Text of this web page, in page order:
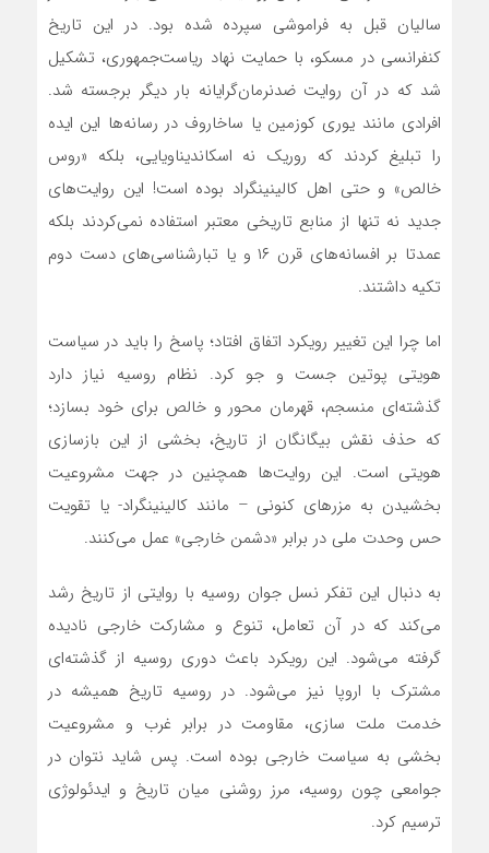
سالیان قبل به فراموشی سپرده شده بود. در این تاریخ
کنفرانسی در مسکو، با حمایت نهاد ریاست‌جمهوری، تشکیل
شد که در آن روایت ضدنرمان‌گرایانه بار دیگر برجسته شد.
افرادی مانند یوری کوزمین یا ساخاروف در رسانه‌ها این ایده
را تبلیغ کردند که روریک نه اسکاندیناویایی، بلکه «روس
خالص» و حتی اهل کالینینگراد بوده است! این روایت‌های
جدید نه تنها از منابع تاریخی معتبر استفاده نمی‌کردند بلکه
عمدتا بر افسانه‌های قرن ۱۶ و یا تبارشناسی‌های دست دوم
تکیه داشتند.
اما چرا این تغییر رویکرد اتفاق افتاد؛ پاسخ را باید در سیاست
هویتی پوتین جست و جو کرد. نظام روسیه نیاز دارد
گذشته‌ای منسجم، قهرمان محور و خالص برای خود بسازد؛
که حذف نقش بیگانگان از تاریخ، بخشی از این بازسازی
هویتی است. این روایت‌ها همچنین در جهت مشروعیت
بخشیدن به مزرهای کنونی – مانند کالینینگراد- یا تقویت
حس وحدت ملی در برابر «دشمن خارجی» عمل می‌کنند.
به دنبال این تفکر نسل جوان روسیه با روایتی از تاریخ رشد
می‌کند که در آن تعامل، تنوع و مشارکت خارجی نادیده
گرفته می‌شود. این رویکرد باعث دوری روسیه از گذشته‌ای
مشترک با اروپا نیز می‌شود. در روسیه تاریخ همیشه در
خدمت ملت سازی، مقاومت در برابر غرب و مشروعیت
بخشی به سیاست خارجی بوده است. پس شاید نتوان در
جوامعی چون روسیه، مرز روشنی میان تاریخ و ایدئولوژی
ترسیم کرد.